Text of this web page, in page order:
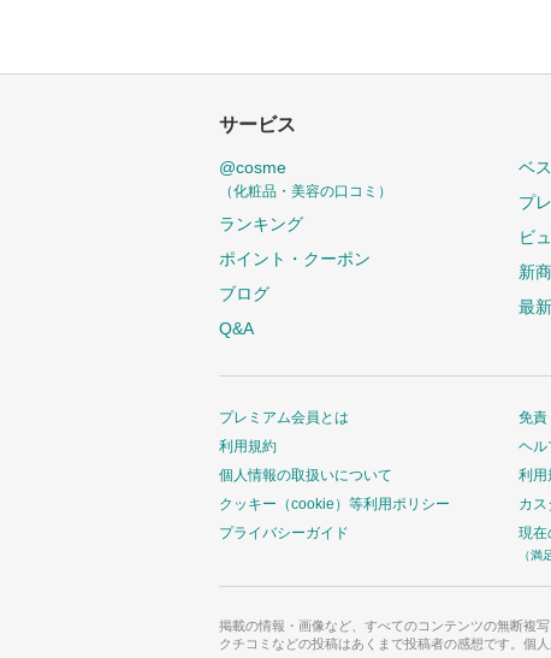
サービス
@cosme
（化粧品・美容の口コミ）
ランキング
ポイント・クーポン
ブログ
Q&A
ベ
プ
ビ
新
最
プレミアム会員とは
利用規約
個人情報の取扱いについて
クッキー（cookie）等利用ポリシー
プライバシーガイド
免責
ヘル
利用
カ
現在
（満
掲載の情報・画像など、すべてのコンテンツの無断複写
クチコミなどの投稿はあくまで投稿者の感想です。個